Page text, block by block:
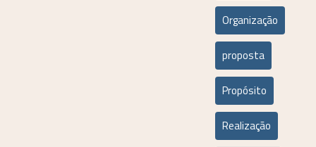
Organização
proposta
Propósito
Realização